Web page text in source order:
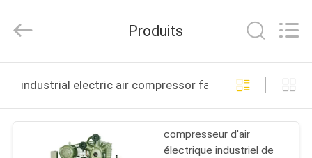
PRODUITS
(Shenzhen)
Rights
Produits
industrial electric air compressor fabrication en ligne
compresseur d'air
électrique industriel de